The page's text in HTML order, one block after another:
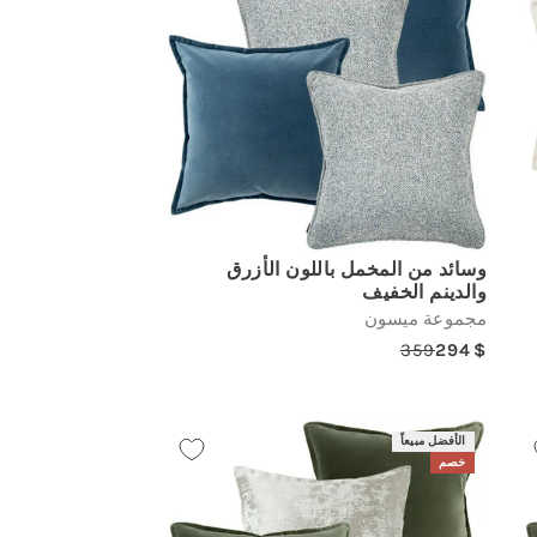
وسائد من المخمل باللون الأزرق
والدينم الخفيف
مجموعة ميسون
Regular359
Sale
294
الأفضل مبيعاً
خصم